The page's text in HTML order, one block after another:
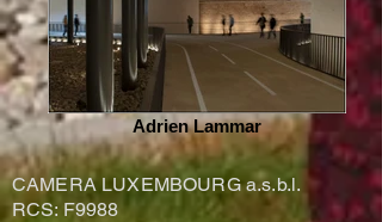
Adrien Lammar
CAMERA LUXEMBOURG a.s.b.l.
RCS: F9988